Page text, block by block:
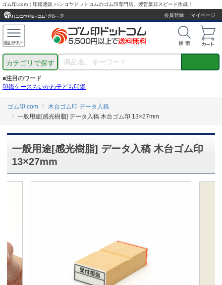
ゴム印.com｜印鑑通販 ハンコヤドットコムのゴム印専門店。翌営業日スピード作成！
会員登録
マイページ
カテゴリで探す
■注目のワード
印鑑ケースちいかわ子ども印鑑
ゴム印.com
木台ゴム印 データ入稿
一般用途[感光樹脂] データ入稿 木台ゴム印 13×27mm
一般用途[感光樹脂] データ入稿 木台ゴム印
13×27mm